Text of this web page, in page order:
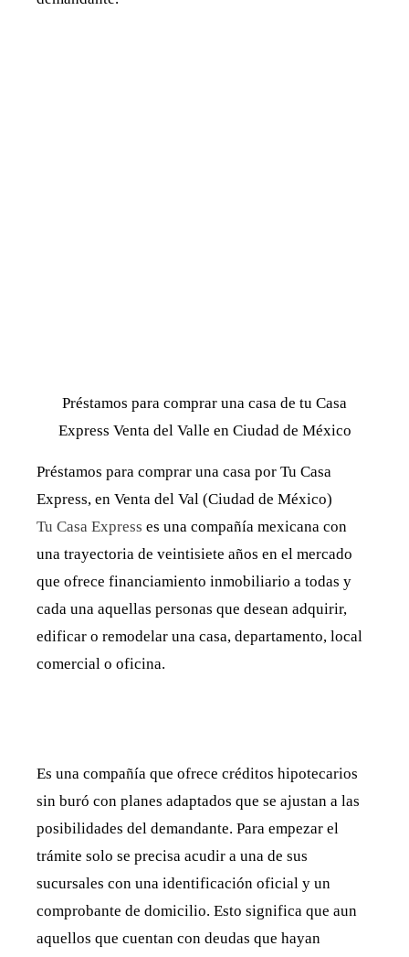
Préstamos para comprar una casa de tu Casa
Express Venta del Valle en Ciudad de México
Préstamos para comprar una casa por Tu Casa
Express, en Venta del Val (Ciudad de México)
Tu Casa Express es una compañía mexicana con
una trayectoria de veintisiete años en el mercado
que ofrece financiamiento inmobiliario a todas y
cada una aquellas personas que desean adquirir,
edificar o remodelar una casa, departamento, local
comercial o oficina.
Es una compañía que ofrece créditos hipotecarios
sin buró con planes adaptados que se ajustan a las
posibilidades del demandante. Para empezar el
trámite solo se precisa acudir a una de sus
sucursales con una identificación oficial y un
comprobante de domicilio. Esto significa que aun
aquellos que cuentan con deudas que hayan